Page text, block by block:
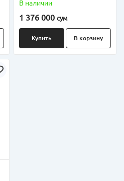
В наличии
1 376 000 сум
Купить В корзину